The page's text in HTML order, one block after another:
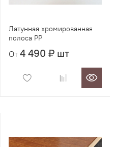
Латунная хромированная
полоса PP
От 4 490 ₽ шт